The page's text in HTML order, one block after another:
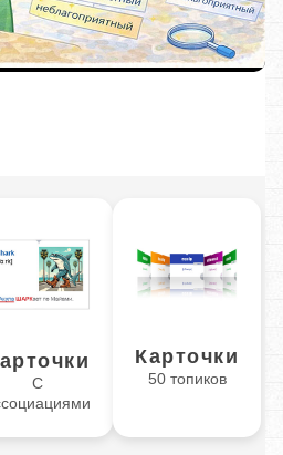
С
Карточки
50 топиков